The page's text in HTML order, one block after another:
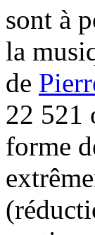
sont à
la
de
22 521
forme